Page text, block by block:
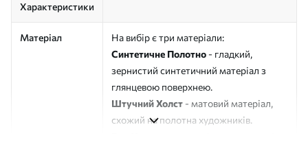
Характеристики
Матеріал
На вибір є три матеріали:
Синтетичне Полотно - гладкий,
зернистий синтетичний матеріал з
глянцевою поверхнею.
Штучний Холст - матовий матеріал,
схожий на полотна художників.